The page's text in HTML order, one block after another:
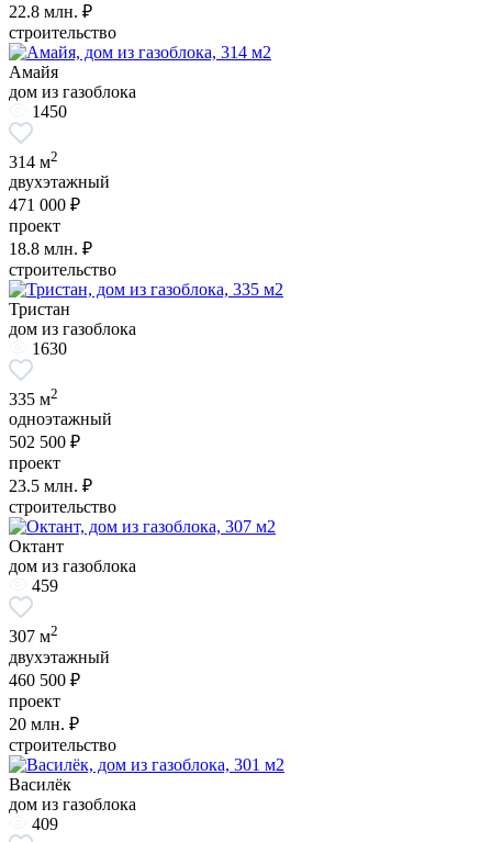
22.8 млн. ₽
строительство
Амайя
дом из газоблока
1450
314 м2
двухэтажный
471 000 ₽
проект
18.8 млн. ₽
строительство
Тристан
дом из газоблока
1630
335 м2
одноэтажный
502 500 ₽
проект
23.5 млн. ₽
строительство
Октант
дом из газоблока
459
307 м2
двухэтажный
460 500 ₽
проект
20 млн. ₽
строительство
Василёк
дом из газоблока
409